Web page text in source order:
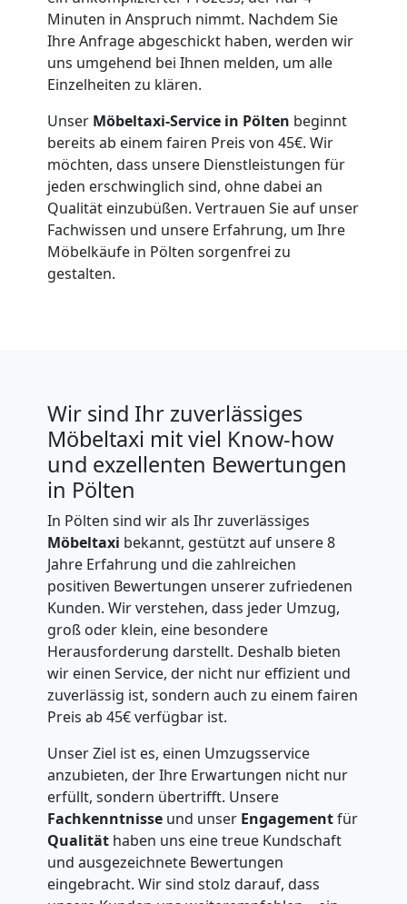
Minuten in Anspruch nimmt. Nachdem Sie
Ihre Anfrage abgeschickt haben, werden wir
uns umgehend bei Ihnen melden, um alle
Einzelheiten zu klären.
Unser Möbeltaxi-Service in Pölten beginnt
bereits ab einem fairen Preis von 45€. Wir
möchten, dass unsere Dienstleistungen für
jeden erschwinglich sind, ohne dabei an
Qualität einzubüßen. Vertrauen Sie auf unser
Fachwissen und unsere Erfahrung, um Ihre
Möbelkäufe in Pölten sorgenfrei zu
gestalten.
Wir sind Ihr zuverlässiges
Möbeltaxi mit viel Know-how
und exzellenten Bewertungen
in Pölten
In Pölten sind wir als Ihr zuverlässiges
Möbeltaxi bekannt, gestützt auf unsere 8
Jahre Erfahrung und die zahlreichen
positiven Bewertungen unserer zufriedenen
Kunden. Wir verstehen, dass jeder Umzug,
groß oder klein, eine besondere
Herausforderung darstellt. Deshalb bieten
wir einen Service, der nicht nur effizient und
zuverlässig ist, sondern auch zu einem fairen
Preis ab 45€ verfügbar ist.
Unser Ziel ist es, einen Umzugsservice
anzubieten, der Ihre Erwartungen nicht nur
erfüllt, sondern übertrifft. Unsere
Fachkenntnisse und unser Engagementfür
Qualität haben uns eine treue Kundschaft
und ausgezeichnete Bewertungen
eingebracht. Wir sind stolz darauf, dass